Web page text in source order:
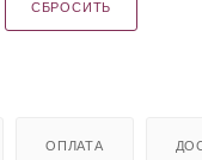
СБРОСИТЬ
ОПЛАТА